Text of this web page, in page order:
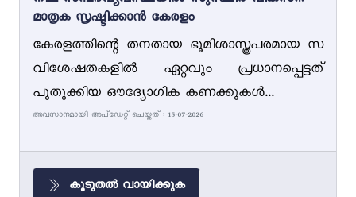
മാതൃക സൃഷ്ടിക്കാൻ കേരളം
കേരളത്തിന്റെ തനതായ ഭൂമിശാസ്ത്രപരമായ സ
വിശേഷതകളിൽ ഏറ്റവും പ്രധാനപ്പെട്ടത്
പുതുക്കിയ ഔദ്യോഗിക കണക്കുകൾ...
അവസാനമായി അപ്ഡേറ്റ് ചെയ്തത് : 15-07-2026
കൂടുതൽ വായിക്കുക